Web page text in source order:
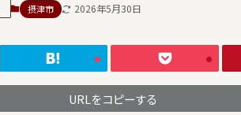
摂津市 2026年5月30日
URLをコピーする